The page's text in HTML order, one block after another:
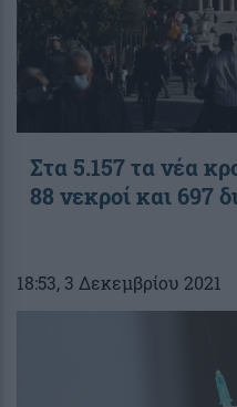
Στα 5.157 τα νέα
88 νεκροί και 697
18:53, 3 Δεκεμβρίου 2021